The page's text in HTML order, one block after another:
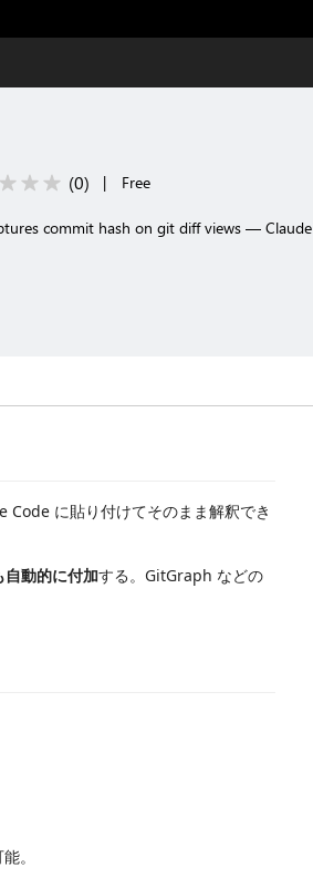
(0) | Free
commit hash on git diff views — Claude
Code に貼り付けてそのまま解釈でき
自動的に付加する。GitGraph などの
。